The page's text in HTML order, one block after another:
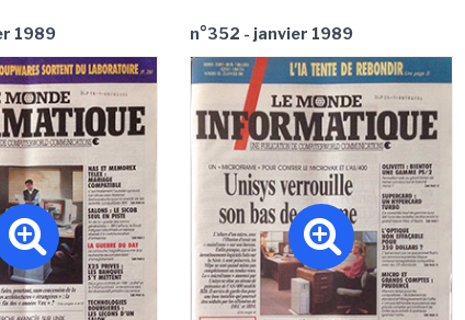
1989 n°352 - janvier 1989